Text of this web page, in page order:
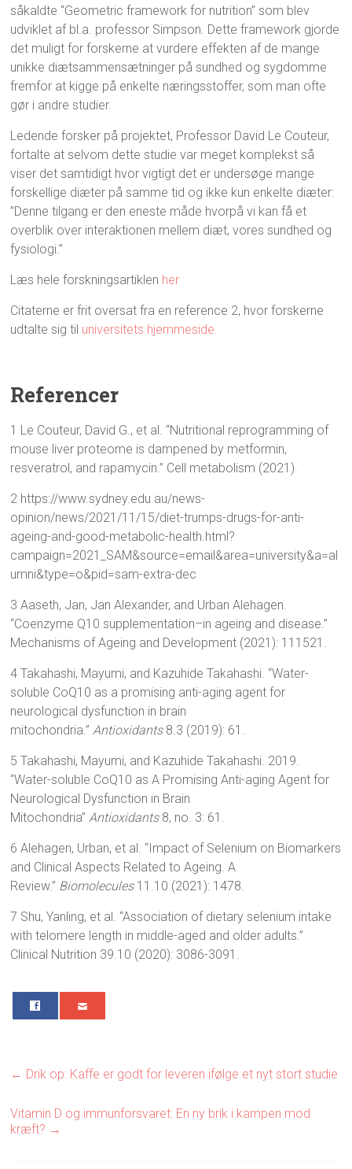
såkaldte “Geometric framework for nutrition” som blev
udviklet af bl.a. professor Simpson. Dette framework gjorde
det muligt for forskerne at vurdere effekten af de mange
unikke diætsammensætninger på sundhed og sygdomme
fremfor at kigge på enkelte næringsstoffer, som man ofte
gør i andre studier.
Ledende forsker på projektet, Professor David Le Couteur,
fortalte at selvom dette studie var meget komplekst så
viser det samtidigt hvor vigtigt det er undersøge mange
forskellige diæter på samme tid og ikke kun enkelte diæter:
”Denne tilgang er den eneste måde hvorpå vi kan få et
overblik over interaktionen mellem diæt, vores sundhed og
fysiologi.”
Læs hele forskningsartiklen her
Citaterne er frit oversat fra en reference 2, hvor forskerne
udtalte sig til universitets hjemmeside.
Referencer
1 Le Couteur, David G., et al. “Nutritional reprogramming of
mouse liver proteome is dampened by metformin,
resveratrol, and rapamycin.” Cell metabolism (2021).
2 https://www.sydney.edu.au/news-
opinion/news/2021/11/15/diet-trumps-drugs-for-anti-
ageing-and-good-metabolic-health.html?
campaign=2021_SAM&source=email&area=university&a=al
umni&type=o&pid=sam-extra-dec
3 Aaseth, Jan, Jan Alexander, and Urban Alehagen.
“Coenzyme Q10 supplementation–in ageing and disease.”
Mechanisms of Ageing and Development (2021): 111521.
4 Takahashi, Mayumi, and Kazuhide Takahashi. “Water-
soluble CoQ10 as a promising anti-aging agent for
neurological dysfunction in brain
mitochondria.”Antioxidants8.3 (2019): 61.
5 Takahashi, Mayumi, and Kazuhide Takahashi. 2019.
“Water-soluble CoQ10 as A Promising Anti-aging Agent for
Neurological Dysfunction in Brain
Mitochondria”Antioxidants8, no. 3: 61.
6 Alehagen, Urban, et al. “Impact of Selenium on Biomarkers
and Clinical Aspects Related to Ageing. A
Review.” Biomolecules11.10 (2021): 1478.
7 Shu, Yanling, et al. “Association of dietary selenium intake
with telomere length in middle-aged and older adults.”
Clinical Nutrition 39.10 (2020): 3086-3091.
← Drik op: Kaffe er godt for leveren ifølge et nyt stort studie
Vitamin D og immunforsvaret: En ny brik i kampen mod
kræft? →